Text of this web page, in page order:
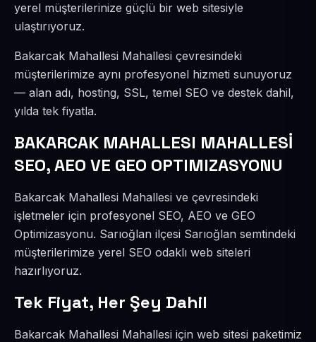
yerel müşterilerinize güçlü bir web sitesiyle
ulaştırıyoruz.
Bakarcak Mahallesi Mahallesi çevresindeki
müşterilerimize aynı profesyonel hizmeti sunuyoruz
— alan adı, hosting, SSL, temel SEO ve destek dahil,
yılda tek fiyatla.
BAKARCAK MAHALLESI MAHALLESİ
SEO, AEO VE GEO OPTIMIZASYONU
Bakarcak Mahallesi Mahallesi ve çevresindeki
işletmeler için profesyonel SEO, AEO ve GEO
Optimizasyonu. Sarıoğlan ilçesi Sarıoğlan semtindeki
müşterilerimize yerel SEO odaklı web siteleri
hazırlıyoruz.
Tek Fiyat, Her Şey Dahil
Bakarcak Mahallesi Mahallesi için web sitesi paketimiz